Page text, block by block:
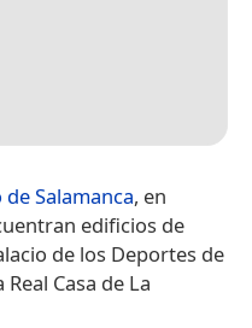
Salamanca, en
edificios de
de los Deportes de
Casa de La